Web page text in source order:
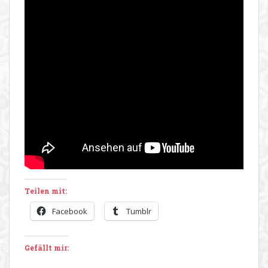
Teilen mit:
Facebook Tumblr
Gefällt mir: